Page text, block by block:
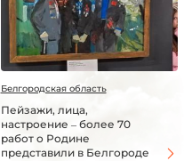
Белгородская область
Пейзажи, лица,
настроение – более 70
работ о Родине
представили в Белгороде